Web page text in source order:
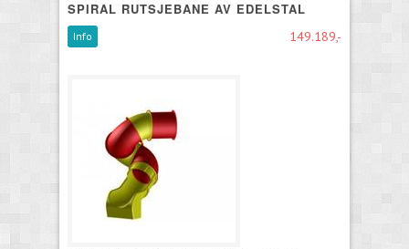
SPIRAL RUTSJEBANE AV EDELSTAL
149.189,-
Info